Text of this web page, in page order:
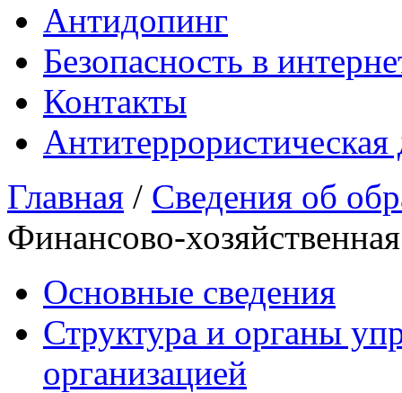
Антидопинг
Безопасность в
Контакты
Антитеррористическая
Главная / Сведения об
Финансово-
Основные сведения
Структура и органы
организацией